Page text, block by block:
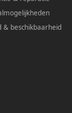
& beschikbaarheid